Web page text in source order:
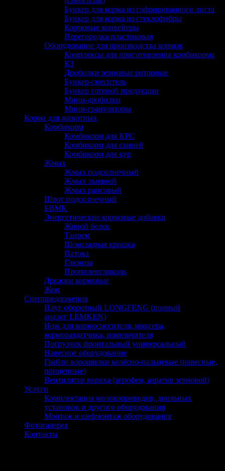
Бункер для корма из гофрированного листа
Бункер для корма из стеклофибры
Кормовые конвейеры
Перегородка пластиковая
Оборудование для производства кормов
Комплексы для приготовления комбикорма
КЗ
Дробилки зерновые роторные
Бункер-смеситель
Бункер готовой продукции
Мини-дробилки
Мини-грануляторы
Корма для животных
Комбикорм
Комбикорм для КРС
Комбикорм для свиней
Комбикорм для кур
Жмых
Жмых подсолнечный
Жмых льняной
Жмых рапсовый
Шрот подсолнечный
БВМК
Энергетические кормовые добавки
Живой белок
Танрем
Шоколадная крошка
Патока
Глюкоза
Пропиленгликоль
Дрожжи кормовые
Жом
Спецпредложения
Плуг оборотный LONGFENG (полный
аналог LEMKEN)
Нож для кормосмесителя, миксера,
кормораздатчика, измельчителя
Погрузчик фронтальный универсальный
Навесное оборудование
Грабли ворошилки колёсно-пальцевые (навесные,
прицепные)
Вентилятор вороха (агрофен, аэратор зерновой)
Услуги
Комплектация молокопроводов, доильных
установок и другого оборудования
Монтаж и шефмонтаж оборудования
Фотогалерея
Контакты